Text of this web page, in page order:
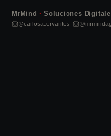
MrMind · Soluciones
@carlosacervantes_